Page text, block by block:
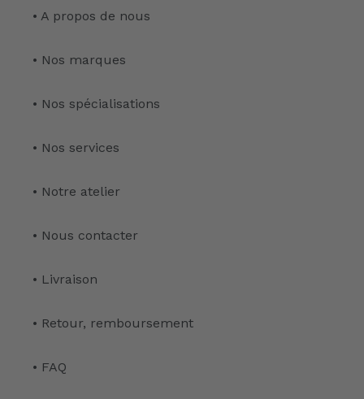
• A propos de nous
• Nos marques
• Nos spécialisations
• Nos services
• Notre atelier
• Nous contacter
• Livraison
• Retour, remboursement
• FAQ